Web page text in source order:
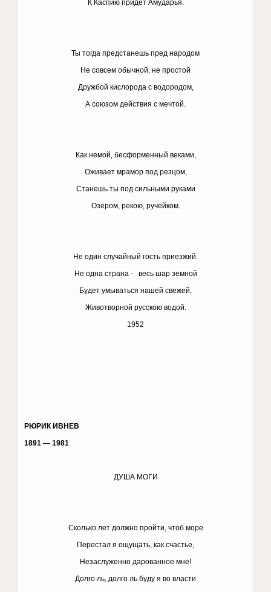
К Каспию придет Амударья.
Ты тогда предстанешь пред народом
Не совсем обычной, не простой
Дружбой кислорода с водородом,
А союзом действия с мечтой.
Как немой, бесформенный веками,
Оживает мрамор под резцом,
Станешь ты под сильными руками
Озером, рекою, ручейком.
Не один случайный гость приезжий.
Не одна страна - весь шар земной
Будет умываться нашей свежей,
Животворной русскою водой.
1952
РЮРИК ИВНЕВ
1891 — 1981
ДУША МОГИ
Сколько лет должно пройти, чтоб море
Перестал я ощущать, как счастье,
Незаслуженно дарованное мне!
Долго ль, долго ль буду я во власти